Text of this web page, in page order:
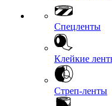
Спецленты
Клейкие
Стреп-ленты